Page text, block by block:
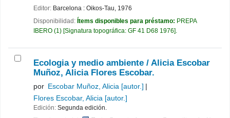
Editor: Barcelona : Oikos-Tau, 1976
Disponibilidad: Ítems disponibles para préstamo: PREPA
IBERO (1) Signatura topográfica: GF 41 D68 1976 .
Ecologia y medio ambiente / Alicia Escobar
Muñoz, Alicia Flores Escobar.
por Escobar Muñoz, Alicia [autor.]
Flores Escobar, Alicia [autor.]
Edición: Segunda edición.